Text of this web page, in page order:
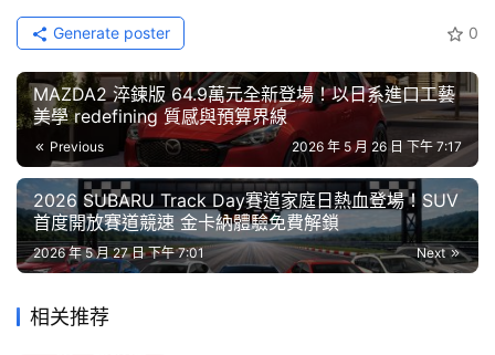
口
中
古
車
行
百
大
古
空間機能的休旅車型，或是充滿流線跑格的 Sportback，
皆能滿足不同個性化喜好。車室搭載最新 Digital Stage 數
位虛擬座艙與方向機柱雙撥桿設計，中央 MMI 觸控螢幕支
援智慧型手機連結（Apple CarPlay 與 Android Auto）與
多元應用程式下載，搭配環艙氛圍照明、三區恆溫空調等配
備，打造貼近現代數位生活的豪華座艙。
0
Generate poster
MAZDA2 淬鍊版 64.9萬元全新登場！以日系進口工藝
美學 redefining 質感與預算界線
Previous 2026 年 5 月 26 日 下午 7:17
2026 SUBARU Track Day賽道家庭日熱血登場！SUV
首度開放賽道競速 金卡納體驗免費解鎖
Next
2026 年 5 月 27 日 下午 7:01
相关推荐